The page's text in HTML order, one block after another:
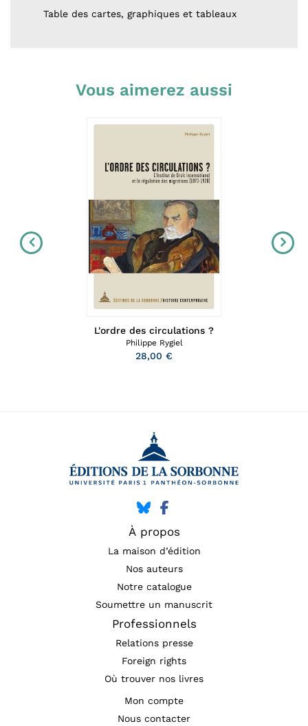
Table des cartes, graphiques et tableaux
Vous aimerez aussi
L'ordre des circulations ?
Philippe Rygiel
28,00 €
À propos
La maison d’édition
Nos auteurs
Notre catalogue
Soumettre un manuscrit
Professionnels
Relations presse
Foreign rights
Où trouver nos livres
Mon compte
Nous contacter